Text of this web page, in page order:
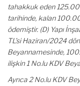
tahakkuk eden
tarihinde, kalan
ödemiştir. (D) Yapı
TL’si Haziran/2024
Beyannamesinde,
ilişkin 1 No.lu KDV
Ayrıca 2 No.lu KDV